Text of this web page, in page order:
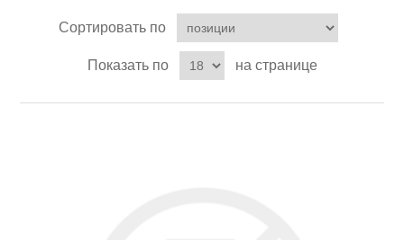
Сортировать по
Показать по на странице